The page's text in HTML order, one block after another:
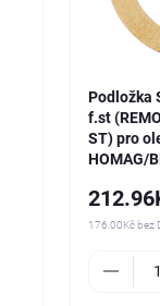
Podložka
f.st
ST) pro
HOMAG/
176.00Kč bez